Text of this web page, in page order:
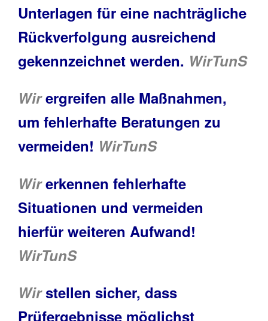
Unterlagen für eine nachträgliche
Rückverfolgung ausreichend
gekennzeichnet werden. WirTunS
Wirergreifen alle Maßnahmen,
um fehlerhafte Beratungen zu
vermeiden! WirTunS
Wir erkennen fehlerhafte
Situationen und vermeiden
hierfür weiteren Aufwand!
WirTunS
Wir stellen sicher, dass
Prüfergebnisse möglichst